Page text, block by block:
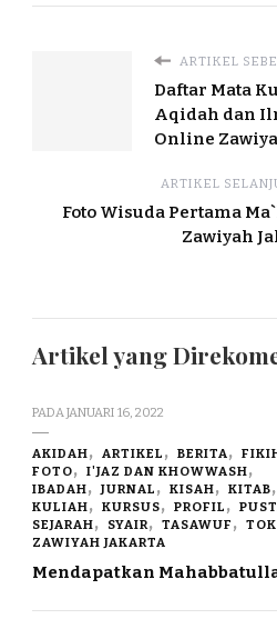
ARTIKEL
Daftar Mata
Aqidah dan
Online
ARTIKEL
Foto Wisuda Pertama
Zawiyah
Artikel yang
PADAJANUARI 16, 2022
AKIDAH ARTIKEL BERITA
FOTO
I'JAZ DAN KHOWWASH
IBADAH
JURNAL KISAH
KITAB
KULIAH
KURSUS PROFIL
SEJARAH
SYAIR TASAWUF
ZAWIYAH JAKARTA
Mendapatkan